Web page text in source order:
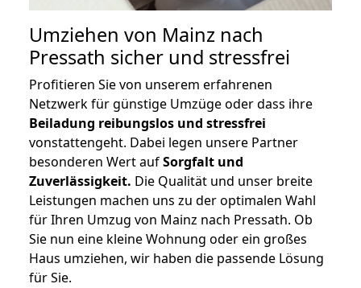
Umziehen von Mainz nach
Pressath sicher und stressfrei
Profitieren Sie von unserem erfahrenen
Netzwerk für günstige Umzüge oder dass ihre
Beiladung reibungslos und stressfrei
vonstattengeht. Dabei legen unsere Partner
besonderen Wert aufSorgfalt und
Zuverlässigkeit. Die Qualität und unser breite
Leistungen machen uns zu der optimalen Wahl
für Ihren Umzug von Mainz nach Pressath. Ob
Sie nun eine kleine Wohnung oder ein großes
Haus umziehen, wir haben die passende Lösung
für Sie.